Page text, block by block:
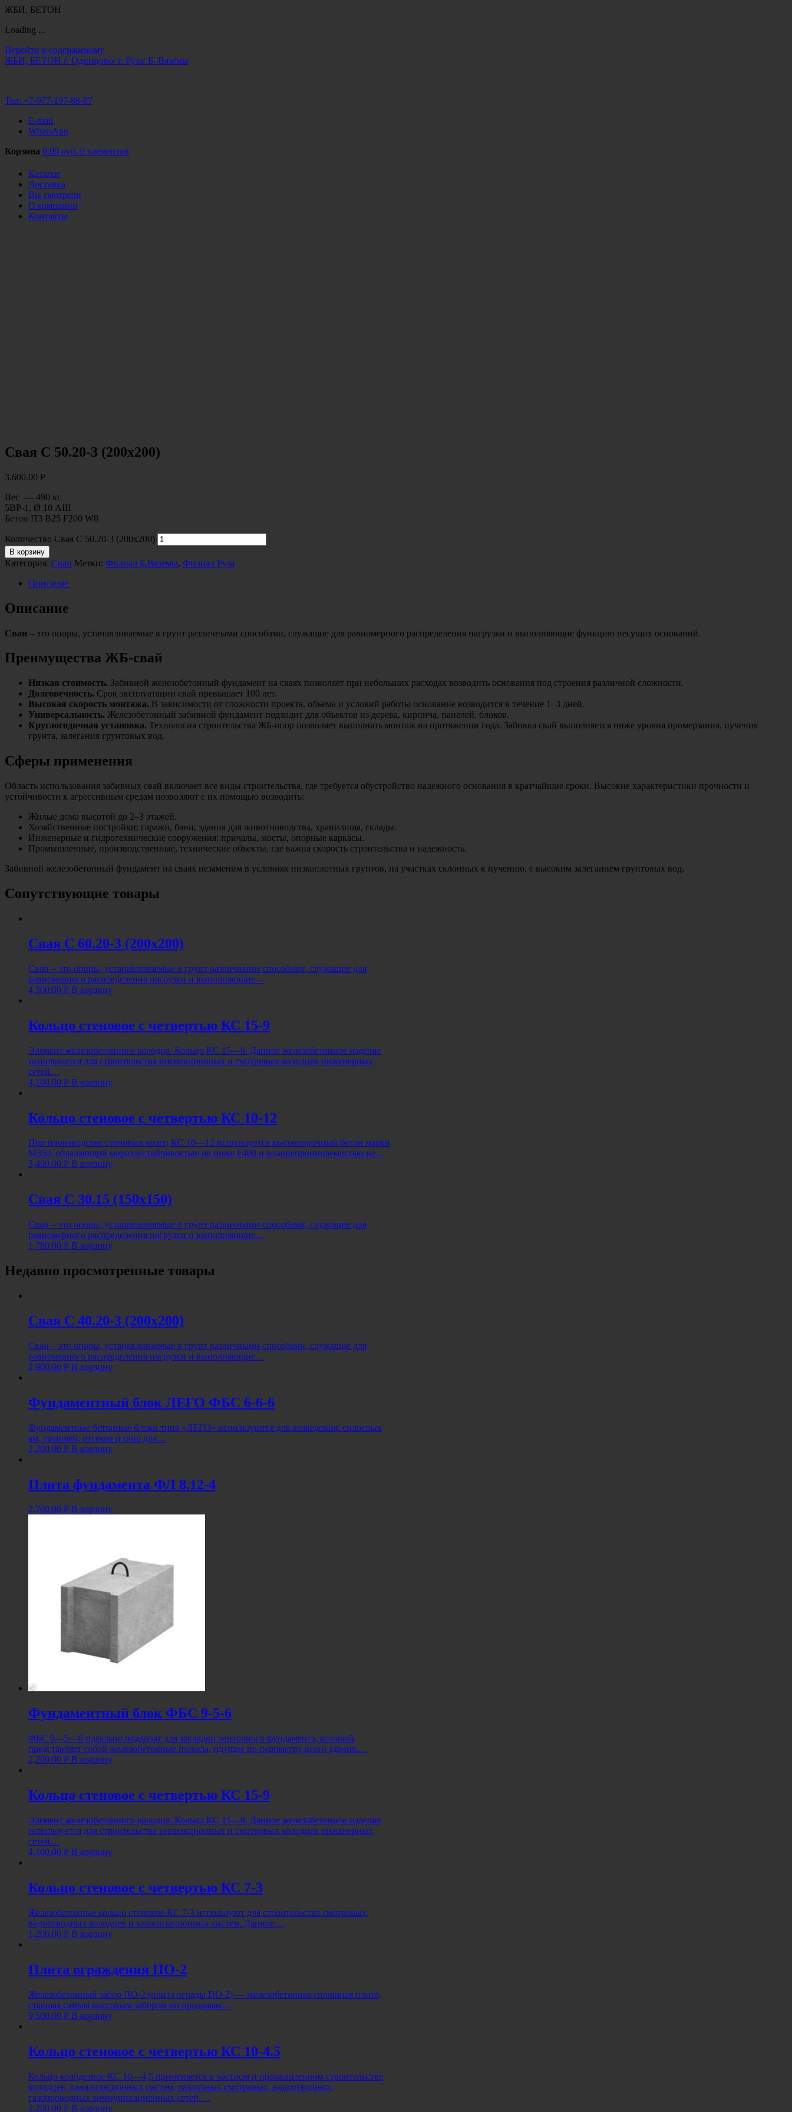
ЖБИ, БЕТОН
Loading ...
Перейти к содержимому
ЖБИ, БЕТОН г. Одинцово/ г. Руза/ Б. Вяземы
Тел: +7-977-197-88-87
E-mail
WhatsApp
Корзина 0.00 руб. 0 элементов
Каталог
Доставка
Вы смотрели
О компании
Контакты
Свая С 50.20-3 (200х200)
3,600.00 Р
Вес — 490 кг.
5ВР-1, Ø 10 АIII
Бетон П3 В25 F200 W8
Количество Свая С 50.20-3 (200х200)
В корзину
Категория: Сваи Метки: Филиал Б.Вяземы, Филиал Руза
Описание
Описание
Сваи – это опоры, устанавливаемые в грунт различными способами, служащие для равномерного распределения нагрузки и выполняющие функцию несущих оснований.
Преимущества ЖБ-свай
Низкая стоимость. Забивной железобетонный фундамент на сваях позволяет при небольших расходах возводить основания под строения различной сложности.
Долговечность. Срок эксплуатации свай превышает 100 лет.
Высокая скорость монтажа. В зависимости от сложности проекта, объема и условий работы основание возводится в течение 1–3 дней.
Универсальность. Железобетонный забивной фундамент подходит для объектов из дерева, кирпича, панелей, блоков.
Круглогодичная установка. Технология строительства ЖБ-опор позволяет выполнять монтаж на протяжении года. Забивка свай выполняется ниже уровня промерзания, пучения
грунта, залегания грунтовых вод.
Сферы применения
Область использования забивных свай включает все виды строительства, где требуется обустройство надежного основания в кратчайшие сроки. Высокие характеристики прочности и
устойчивости к агрессивным средам позволяют с их помощью возводить:
Жилые дома высотой до 2–3 этажей.
Хозяйственные постройки: гаражи, бани, здания для животноводства, хранилища, склады.
Инженерные и гидротехнические сооружения: причалы, мосты, опорные каркасы.
Промышленные, производственные, технические объекты, где важна скорость строительства и надежность.
Забивной железобетонный фундамент на сваях незаменим в условиях низкоплотных грунтов, на участках склонных к пучению, с высоким залеганием грунтовых вод.
Сопутствующие товары
Свая С 60.20-3 (200х200)
Сваи – это опоры, устанавливаемые в грунт различными способами, служащие для
равномерного распределения нагрузки и выполняющие…
4,300.00 Р В корзину
Кольцо стеновое с четвертью КС 15-9
Элемент железобетонного колодца. Кольцо КС 15—9. Данное железобетонное изделие
используется для строительства инспекционных и смотровых колодцев инженерных
сетей…
4,100.00 Р В корзину
Кольцо стеновое с четвертью КС 10-12
При производстве стеновых колец КС 10—12 используется высокопрочный бетон марки
М350, обладающий морозоустойчивостью не ниже F400 и водонепроницаемостью не…
3,400.00 Р В корзину
Свая С 30.15 (150х150)
Сваи – это опоры, устанавливаемые в грунт различными способами, служащие для
равномерного распределения нагрузки и выполняющие…
1,780.00 Р В корзину
Недавно просмотренные товары
Свая С 40.20-3 (200х200)
Сваи – это опоры, устанавливаемые в грунт различными способами, служащие для
равномерного распределения нагрузки и выполняющие…
2,900.00 Р В корзину
Фундаментный блок ЛЕГО ФБС 6-6-6
Фундаментные бетонные блоки типа «ЛЕГО» используются для возведения: силосных
ям, траншей; отсеков и ниш для…
2,200.00 Р В корзину
Плита фундамента ФЛ 8.12-4
2,700.00 Р В корзину
Фундаментный блок ФБС 9-5-6
ФБС 9—5—6 идеально подходят для закладки ленточного фундамента, который
представляет собой железобетонные полосы, идущие по периметру всего здания.…
2,200.00 Р В корзину
Кольцо стеновое с четвертью КС 15-9
Элемент железобетонного колодца. Кольцо КС 15—9. Данное железобетонное изделие
используется для строительства инспекционных и смотровых колодцев инженерных
сетей…
4,100.00 Р В корзину
Кольцо стеновое с четвертью КС 7-3
Железобетонные кольцо стеновое КС 7-3 используют для строительства смотровых,
водоотводных колодцев и канализационных систем. Данное…
1,200.00 Р В корзину
Плита ограждения ПО-2
Железобетонный забор ПО-2 (плита ограды ПО-2) — железобетонная сплошная плита,
ставшая самым массовым забором по продажам…
9,500.00 Р В корзину
Кольцо стеновое с четвертью КС 10-4.5
Кольцо колодезное КС 10—4,5 применяется в частном и промышленном строительстве
колодцев, канализационных систем, различных смотровых, водоотводных,
газопроводных коммуникационных сетей.…
2,200.00 Р В корзину